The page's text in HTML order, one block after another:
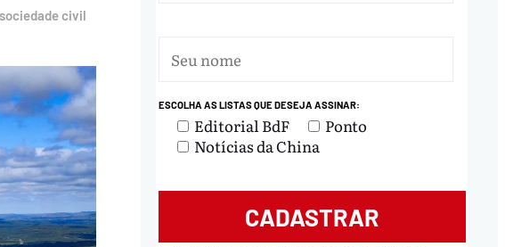
civil
ESCOLHA AS LISTAS QUE DESEJA ASSINAR:
Editorial BdF
Ponto
Notícias da China